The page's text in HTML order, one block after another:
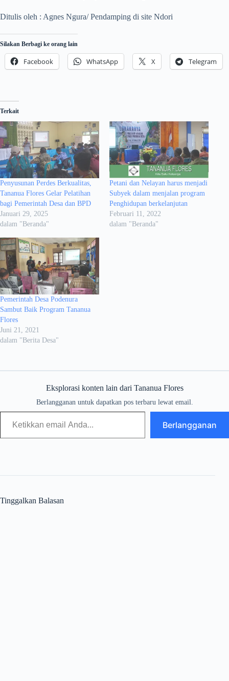
Ditulis oleh : Agnes Ngura/ Pendamping di site Ndori
Silakan Berbagi ke orang lain
Facebook WhatsApp X Telegram
Terkait
Penyusunan Perdes Berkualitas,
Tananua Flores Gelar Pelatihan
bagi Pemerintah Desa dan BPD
Januari 29, 2025
dalam "Beranda"
Petani dan Nelayan harus menjadi
Subyek dalam menjalan program
Penghidupan berkelanjutan
Februari 11, 2022
dalam "Beranda"
Pemerintah Desa Podenura
Sambut Baik Program Tananua
Flores
Juni 21, 2021
dalam "Berita Desa"
Eksplorasi konten lain dari Tananua Flores
Berlangganan untuk dapatkan pos terbaru lewat email.
Berlangganan
Tinggalkan Balasan